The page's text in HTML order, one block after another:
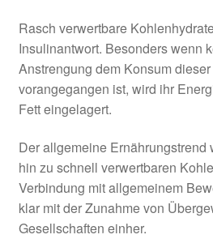
Rasch verwertbare
Insulinantwort. Besonders wenn
Anstrengung dem Konsum
vorangegangen ist, wird ihr
Fett eingelagert.
Der allgemeine Ernährungstrend
hin zu schnell verwertbaren
Verbindung mit allgemeinem
klar mit der Zunahme von
Gesellschaften einher.